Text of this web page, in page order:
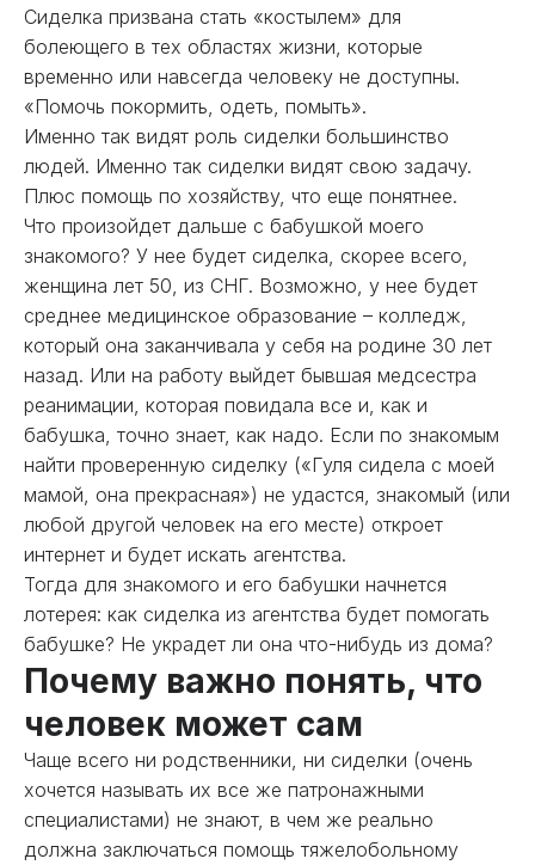
Сиделка призвана стать «костылем» для
болеющего в тех областях жизни, которые
временно или навсегда человеку не доступны.
«Помочь покормить, одеть, помыть».
Именно так видят роль сиделки большинство
людей. Именно так сиделки видят свою задачу.
Плюс помощь по хозяйству, что еще понятнее.
Что произойдет дальше с бабушкой моего
знакомого? У нее будет сиделка, скорее всего,
женщина лет 50, из СНГ. Возможно, у нее будет
среднее медицинское образование – колледж,
который она заканчивала у себя на родине 30 лет
назад. Или на работу выйдет бывшая медсестра
реанимации, которая повидала все и, как и
бабушка, точно знает, как надо. Если по знакомым
найти проверенную сиделку («Гуля сидела с моей
мамой, она прекрасная») не удастся, знакомый (или
любой другой человек на его месте) откроет
интернет и будет искать агентства.
Тогда для знакомого и его бабушки начнется
лотерея: как сиделка из агентства будет помогать
бабушке? Не украдет ли она что-нибудь из дома?
Почему важно понять, что
человек может сам
Чаще всего ни родственники, ни сиделки (очень
хочется называть их все же патронажными
специалистами) не знают, в чем же реально
должна заключаться помощь тяжелобольному